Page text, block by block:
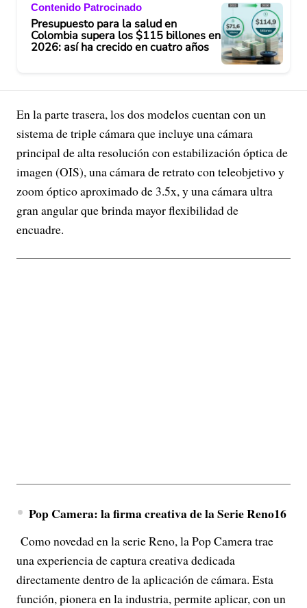
Contenido Patrocinado
Presupuesto para la salud en
Colombia supera los $115 billones en
2026: así ha crecido en cuatro años
En la parte trasera, los dos modelos cuentan con un
sistema de triple cámara que incluye una cámara
principal de alta resolución con estabilización óptica de
imagen (OIS), una cámara de retrato con teleobjetivo y
zoom óptico aproximado de 3.5x, y una cámara ultra
gran angular que brinda mayor flexibilidad de
encuadre.
Pop Camera: la firma creativa de la Serie Reno16
Como novedad en la serie Reno, la Pop Camera trae
una experiencia de captura creativa dedicada
directamente dentro de la aplicación de cámara. Esta
función, pionera en la industria, permite aplicar, con un